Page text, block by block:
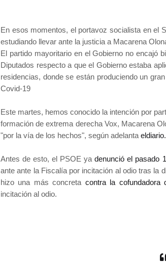
En esos momentos, el portavoz socialista en el
estudiando llevar ante la justicia a Macarena
El partido mayoritario en el Gobierno no encajó
Diputados respecto a que el Gobierno estaba
residencias, donde se están produciendo un
Covid-19
Este martes, hemos conocido la intención por
formación de extrema derecha Vox, Macarena
"por la vía de los hechos", según adelanta
Antes de esto, el PSOE yadenunció el pasado
ante ante la Fiscalía por incitación al odio tras la
hizo una más concreta contra la cofundadora
incitación al odio.